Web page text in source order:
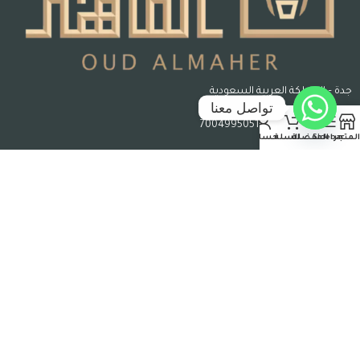
جدة – المملكة العربية السعودية
رقم السجل التجاري : 7004995051
المتجرSidebarالمفضلةالسلةحسابي
تواصل معنا